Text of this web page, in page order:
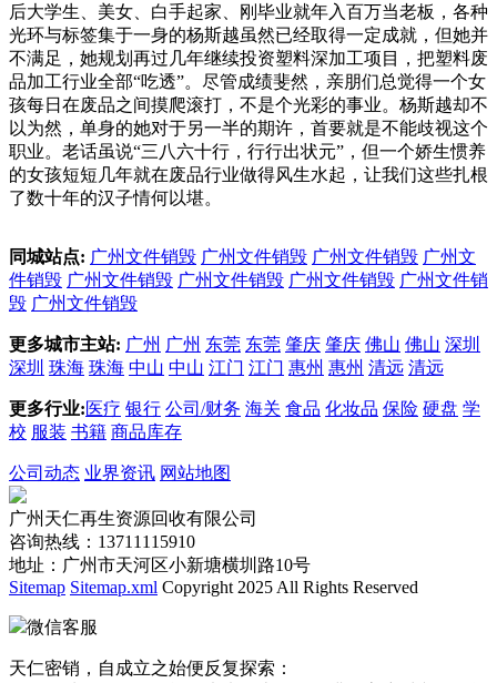
后大学生、美女、白手起家、刚毕业就年入百万当老板，各种
光环与标签集于一身的杨斯越虽然已经取得一定成就，但她并
不满足，她规划再过几年继续投资塑料深加工项目，把塑料废
品加工行业全部“吃透”。尽管成绩斐然，亲朋们总觉得一个女
孩每日在废品之间摸爬滚打，不是个光彩的事业。杨斯越却不
以为然，单身的她对于另一半的期许，首要就是不能歧视这个
职业。老话虽说“三八六十行，行行出状元”，但一个娇生惯养
的女孩短短几年就在废品行业做得风生水起，让我们这些扎根
了数十年的汉子情何以堪。
同城站点: 广州文件销毁 广州文件销毁 广州文件销毁 广州文
件销毁 广州文件销毁 广州文件销毁 广州文件销毁 广州文件销
毁 广州文件销毁
更多城市主站: 广州 广州 东莞 东莞 肇庆 肇庆 佛山 佛山 深圳
深圳 珠海 珠海 中山 中山 江门 江门 惠州 惠州 清远 清远
更多行业:医疗 银行 公司/财务 海关 食品 化妆品 保险 硬盘 学
校 服装 书籍 商品库存
公司动态 业界资讯 网站地图
广州天仁再生资源回收有限公司
咨询热线：13711115910
地址：广州市天河区小新塘横圳路10号
Sitemap Sitemap.xml Copyright 2025 All Rights Reserved
微信客服
天仁密销，自成立之始便反复探索：